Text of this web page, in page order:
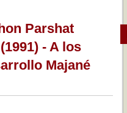
Parshat
- A los
Majané